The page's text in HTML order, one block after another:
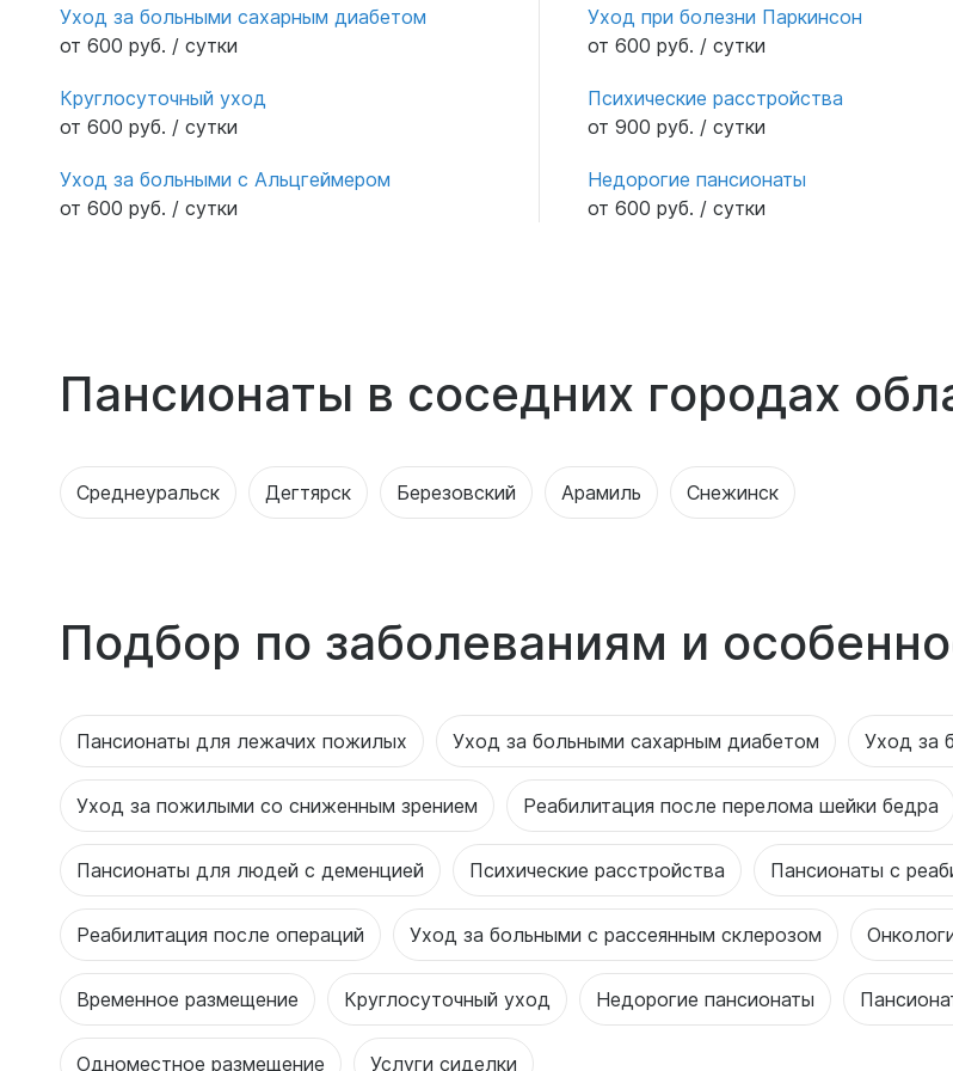
Уход за больными сахарным диабетом
от 600 руб. / сутки
Круглосуточный уход
от 600 руб. / сутки
Уход за больными с Альцгеймером
от 600 руб. / сутки
Уход при болезни Паркинсон
от 600 руб. / сутки
Психические расстройства
от 900 руб. / сутки
Недорогие пансионаты
от 600 руб. / сутки
Пансионаты в соседних городах
Среднеуральск Дегтярск Березовский Арамиль Снежинск
Подбор по заболеваниям и
Пансионаты для лежачих пожилых Уход за больными сахарным диабетом Уход за
Уход за пожилыми со сниженным зрением Реабилитация после перелома шейки бедра
Пансионаты для людей с деменцией Психические расстройства Пансионаты с
Реабилитация после операций Уход за больными с рассеянным склерозом
Временное размещение Круглосуточный уход Недорогие пансионаты
Одноместное размещение Услуги сиделки